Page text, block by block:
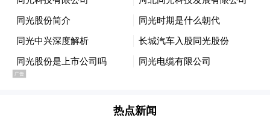
热点新闻